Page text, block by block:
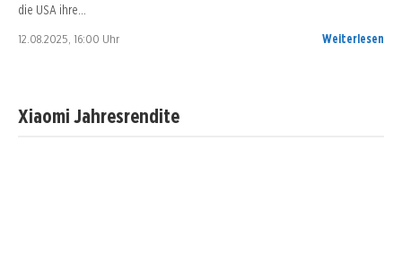
die USA ihre…
12.08.2025, 16:00 Uhr Weiterlesen
Xiaomi Jahresrendite